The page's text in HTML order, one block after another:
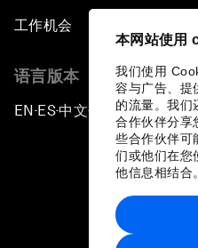
本网站使用
我们使用
容与广告、提
的流量。我们
合作伙伴分享
些合作伙伴可
们或他们在您
他信息相结合。
工作机会
语言版本
EN ▪ES▪中文▪ 日本語